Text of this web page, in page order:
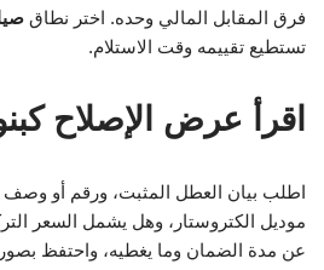
فرق المقابل المالي وحده. اختر نطاق
تستطيع تقييمه وقت الاستلام.
اقرأ عرض الإصلاح
اطلب بيان العطل المثبت، ورقم أو وصف
موديل الكتروستار، وهل يشمل السعر
عن مدة الضمان وما يغطيه، واحتفظ